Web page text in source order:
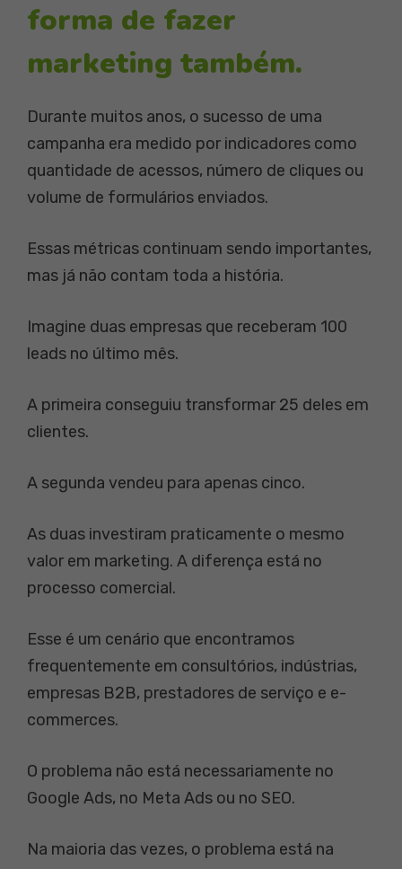
forma de fazer
marketing também.
Durante muitos anos, o sucesso de uma
campanha era medido por indicadores como
quantidade de acessos, número de cliques ou
volume de formulários enviados.
Essas métricas continuam sendo importantes,
mas já não contam toda a história.
Imagine duas empresas que receberam 100
leads no último mês.
A primeira conseguiu transformar 25 deles em
clientes.
A segunda vendeu para apenas cinco.
As duas investiram praticamente o mesmo
valor em marketing. A diferença está no
processo comercial.
Esse é um cenário que encontramos
frequentemente em consultórios, indústrias,
empresas B2B, prestadores de serviço e e-
commerces.
O problema não está necessariamente no
Google Ads, no Meta Ads ou no SEO.
Na maioria das vezes, o problema está na